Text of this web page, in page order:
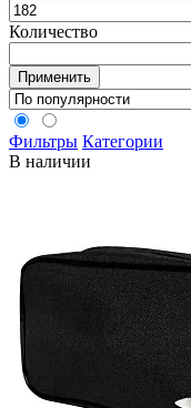
Количество
Применить
Фильтры Категории
В наличии